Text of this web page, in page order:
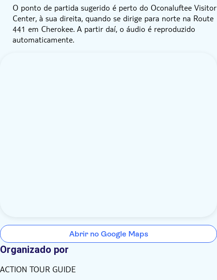
O ponto de partida sugerido é perto do Oconaluftee Visitor
Center, à sua direita, quando se dirige para norte na Route
441 em Cherokee. A partir daí, o áudio é reproduzido
automaticamente.
Abrir no Google Maps
Organizado por
ACTION TOUR GUIDE